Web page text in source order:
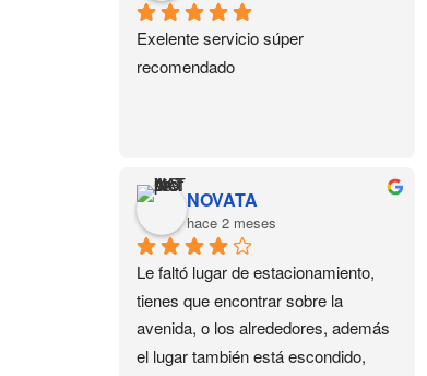
Exelente servicio súper
recomendado
NOVATA
hace 2 meses
Le faltó lugar de estacionamiento,
tienes que encontrar sobre la
avenida, o los alrededores, además
el lugar también está escondido,